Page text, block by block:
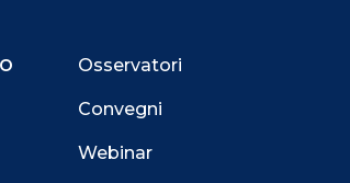
Osservatori
Convegni
Webinar